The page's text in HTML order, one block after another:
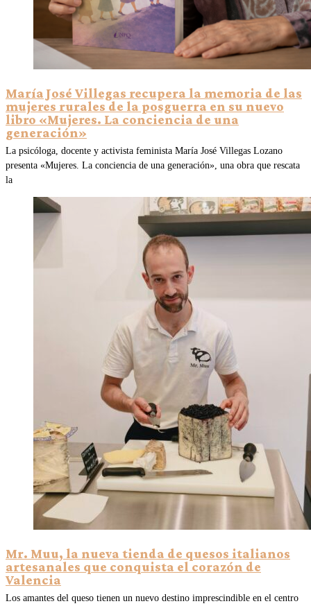
María José Villegas recupera la memoria de las
mujeres rurales de la posguerra en su nuevo
libro «Mujeres. La conciencia de una
generación»
La psicóloga, docente y activista feminista María José Villegas Lozano
presenta «Mujeres. La conciencia de una generación», una obra que rescata
la
Mr. Muu, la nueva tienda de quesos italianos
artesanales que conquista el corazón de
Valencia
Los amantes del queso tienen un nuevo destino imprescindible en el centro